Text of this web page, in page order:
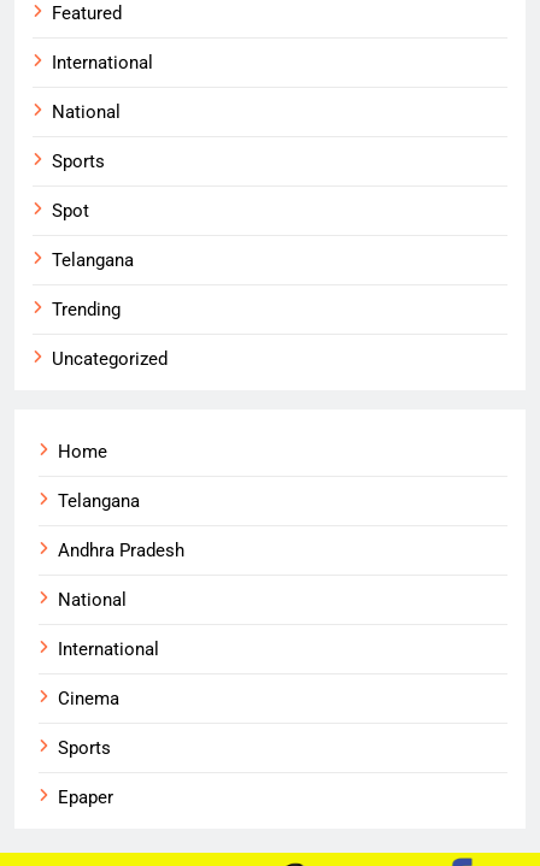
Featured
International
National
Sports
Spot
Telangana
Trending
Uncategorized
Home
Telangana
Andhra Pradesh
National
International
Cinema
Sports
Epaper